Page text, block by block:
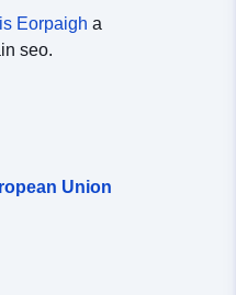
Eorpaigh a
seo.
Union